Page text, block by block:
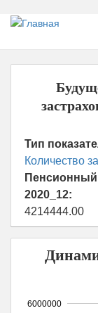
Перейти
основному
содержанию
Тип
Количество
2020_12:
4214444.00
6000000